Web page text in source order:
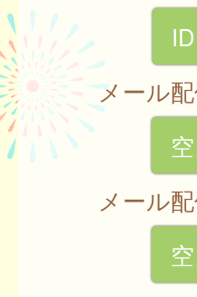
メール
メール